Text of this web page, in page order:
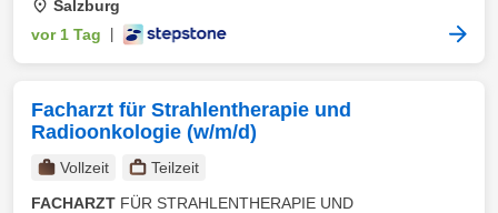
Salzburg
vor 1 Tag
Facharzt für Strahlentherapie und
Radioonkologie (w/m/d)
Vollzeit
Teilzeit
FACHARZT FÜR STRAHLENTHERAPIE UND